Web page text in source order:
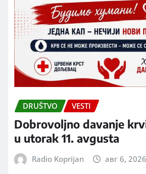
DRUŠTVO VESTI
Dobrovoljno davanje
u utorak 11. avgusta
Radio Koprijan авг 6, 2026